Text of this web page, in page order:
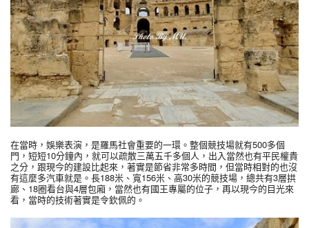
在當時，娛樂表演，是羅馬社會重要的一環。整個競技場就有500多個
門，短短10分鐘內，就可以疏散三萬五千多個人，出入當然也有平民權貴
之分，跟現今的建設比起來，著實是節省非常多時間，但當時相對的也沒
有這麼多汽車就是。長188米、寬156米、高30米的競技場，總共有3層拱
廊、18圈看台與4層包廂，當然也有國王專屬的位子，再以現今的目光來
看，當時的技術著實是令欽佩的。